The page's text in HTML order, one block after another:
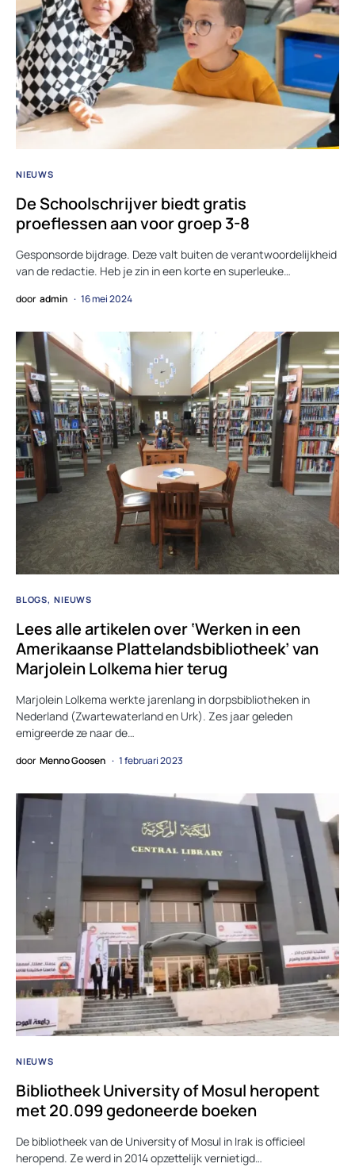
NIEUWS
De Schoolschrijver biedt gratis
proeflessen aan voor groep 3-8
Gesponsorde bijdrage. Deze valt buiten de verantwoordelijkheid
van de redactie. Heb je zin in een korte en superleuke…
door admin 16 mei 2024
BLOGS NIEUWS
Lees alle artikelen over ‘Werken in een
Amerikaanse Plattelandsbibliotheek’ van
Marjolein Lolkema hier terug
Marjolein Lolkema werkte jarenlang in dorpsbibliotheken in
Nederland (Zwartewaterland en Urk). Zes jaar geleden
emigreerde ze naar de…
door Menno Goosen 1 februari 2023
NIEUWS
Bibliotheek University of Mosul heropent
met 20.099 gedoneerde boeken
De bibliotheek van de University of Mosul in Irak is officieel
heropend. Ze werd in 2014 opzettelijk vernietigd…